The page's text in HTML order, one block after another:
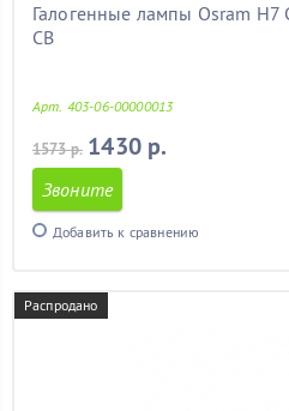
Галогенные лампы Osram
CB
Арт. 403-06-00000013
1573 р. 1430 р.
Звоните
Добавить к сравнению
Распродано